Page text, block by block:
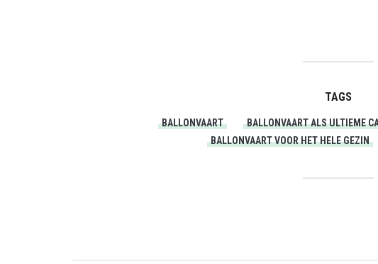
TAGS
BALLONVAART BALLONVAART ALS ULTIEME
BALLONVAART VOOR HET HELE GEZIN